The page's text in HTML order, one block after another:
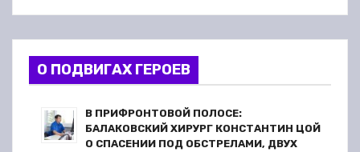
О ПОДВИГАХ ГЕРОЕВ
В ПРИФРОНТОВОЙ ПОЛОСЕ:
БАЛАКОВСКИЙ ХИРУРГ КОНСТАНТИН ЦОЙ
О СПАСЕНИИ ПОД ОБСТРЕЛАМИ, ДВУХ